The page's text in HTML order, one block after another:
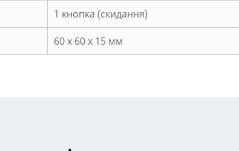
1 кнопка (скидання)
60 x 60 x 15 мм